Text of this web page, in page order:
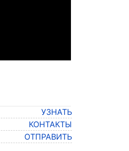
УЗНАТЬ
КОНТАКТЫ
ОТПРАВИТЬ